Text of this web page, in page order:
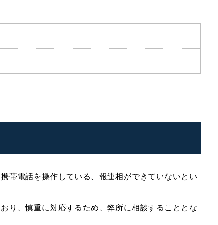
帯電話を操作している、報連相ができていないとい
り、慎重に対応するため、弊所に相談することとな